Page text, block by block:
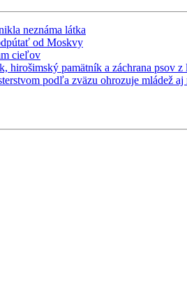
neznáma látka
od Moskvy
cieľov
hirošimský pamätník a záchrana psov z
podľa zväzu ohrozuje mládež aj